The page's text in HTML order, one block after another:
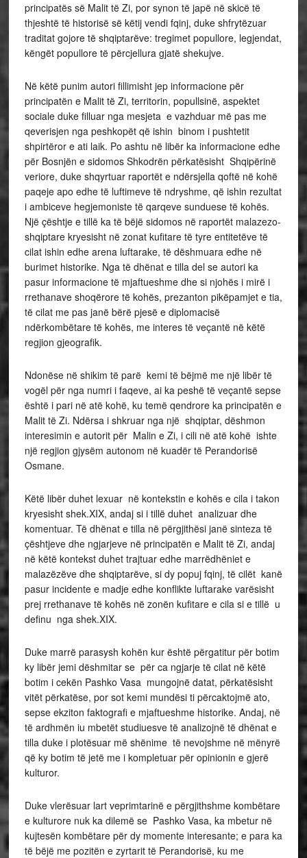
principatës së Malit të Zi, por synon të japë në skicë të
thjeshtë të historisë së këtij vendi fqinj, duke shfrytëzuar
traditat gojore të shqiptarëve: tregimet popullore, legjendat,
këngët popullore të përcjellura gjatë shekujve.
Në këtë punim autori fillimisht jep informacione për
principatën e Malit të Zi, territorin, popullsinë, aspektet
sociale duke filluar nga mesjeta e vazhduar më pas me
qeverisjen nga peshkopët që ishin binom i pushtetit
shpirtëror e ati laik. Po ashtu në libër ka informacione edhe
për Bosnjën e sidomos Shkodrën përkatësisht Shqipërinë
veriore, duke shqyrtuar raportët e ndërsjella qoftë në kohë
paqeje apo edhe të luftimeve të ndryshme, që ishin rezultat
i ambiceve hegjemoniste të qarqeve sunduese të kohës.
Një çështje e tillë ka të bëjë sidomos në raportët malazezo-
shqiptare kryesisht në zonat kufitare të tyre entitetëve të
cilat ishin edhe arena luftarake, të dëshmuara edhe në
burimet historike. Nga të dhënat e tilla del se autori ka
pasur informacione të mjaftueshme dhe si njohës i mirë i
rrethanave shoqërore të kohës, prezanton pikëpamjet e tia,
të cilat me pas janë bërë pjesë e diplomacisë
ndërkombëtare të kohës, me interes të veçantë në këtë
regjion gjeografik.
Ndonëse në shikim të parë kemi të bëjmë me një libër të
vogël për nga numri i faqeve, ai ka peshë të veçantë sepse
është i pari në atë kohë, ku temë qendrore ka principatën e
Malit të Zi. Ndërsa i shkruar nga një shqiptar, dëshmon
interesimin e autorit për Malin e Zi, i cili në atë kohë ishte
një regjion gjysëm autonom në kuadër të Perandorisë
Osmane.
Këtë libër duhet lexuar në kontekstin e kohës e cila i takon
kryesisht shek.XIX, andaj si i tillë duhet analizuar dhe
komentuar. Të dhënat e tilla në përgjithësi janë sinteza të
çështjeve dhe ngjarjeve në principatën e Malit të Zi, andaj
në këtë kontekst duhet trajtuar edhe marrëdhëniet e
malazëzëve dhe shqiptarëve, si dy popuj fqinj, të cilët kanë
pasur incidente e madje edhe konflikte luftarake varësisht
prej rrethanave të kohës në zonën kufitare e cila si e tillë u
definu nga shek.XIX.
Duke marrë parasysh kohën kur është përgatitur për botim
ky libër jemi dëshmitar se për ca ngjarje të cilat në këtë
botim i cekën Pashko Vasa mungojnë datat, përkatësisht
vitët përkatëse, por sot kemi mundësi ti përcaktojmë ato,
sepse ekziton faktografi e mjaftueshme historike. Andaj, në
të ardhmën iu mbetët studiuesve të analizojnë të dhënat e
tilla duke i plotësuar më shënime të nevojshme në mënyrë
që ky botim të jetë me i kompletuar për opinionin e gjerë
kulturor.
Duke vlerësuar lart veprimtarinë e përgjithshme kombëtare
e kulturore nuk ka dilemë se Pashko Vasa, ka mbetur në
kujtesën kombëtare për dy momente interesante; e para ka
të bëjë me pozitën e zyrtarit të Perandorisë, ku me